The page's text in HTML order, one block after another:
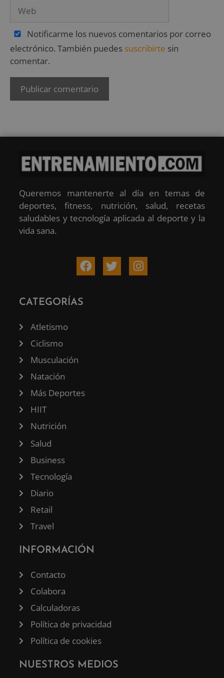
Notificarme los nuevos comentarios por correo
electrónico. También puedes suscribirte sin
comentar.
Queremos mantenerte al día en temas de
deportes, fitness, nutrición, salud, recetas
saludables y tecnología aplicada al deporte y la
vida sana.
CATEGORÍAS
Atletismo
Ciclismo
Musculación
Natación
Más Deportes
HIIT
Nutrición
Salud
Business
Tecnología
Diario
Retail
Travel
INFORMACIÓN
Contacto
Colabora
Calculadoras
Política de privacidad
Política de cookies
NUESTROS MEDIOS